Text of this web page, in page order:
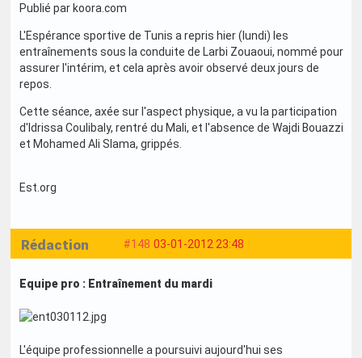
Publié par koora.com
L'Espérance sportive de Tunis a repris hier (lundi) les
entraînements sous la conduite de Larbi Zouaoui, nommé pour
assurer l'intérim, et cela après avoir observé deux jours de
repos.
Cette séance, axée sur l'aspect physique, a vu la participation
d'Idrissa Coulibaly, rentré du Mali, et l'absence de Wajdi Bouazzi
et Mohamed Ali Slama, grippés.
Est.org
#148 03-01-2012 23:48
Rédaction
Equipe pro : Entraînement du mardi
L'équipe professionnelle a poursuivi aujourd'hui ses